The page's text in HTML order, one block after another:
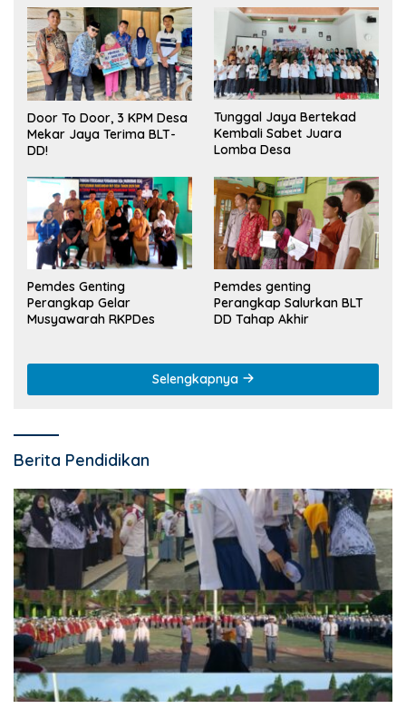
Door To Door, 3 KPM Desa
Mekar Jaya Terima BLT-
DD!
Tunggal Jaya Bertekad
Kembali Sabet Juara
Lomba Desa
Pemdes Genting
Perangkap Gelar
Musyawarah RKPDes
Pemdes genting
Perangkap Salurkan BLT
DD Tahap Akhir
Selengkapnya
Berita Pendidikan